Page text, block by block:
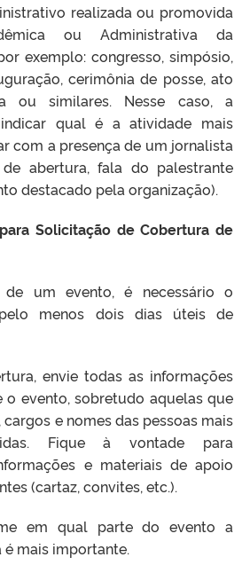
realizada ou promovida
ou Administrativa da
exemplo: congresso, simpósio,
cerimônia de posse, ato
ou similares. Nesse caso, a
qual é a atividade mais
com a presença de um jornalista
abertura, fala do palestrante
destacado pela organização).
Solicitação de Cobertura de
um evento, é necessário o
menos dois dias úteis de
envie todas as informações
o evento, sobretudo aquelas que
e nomes das pessoas mais
Fique à vontade para
e materiais de apoio
(cartaz, convites, etc.).
em qual parte do evento a
mais importante.